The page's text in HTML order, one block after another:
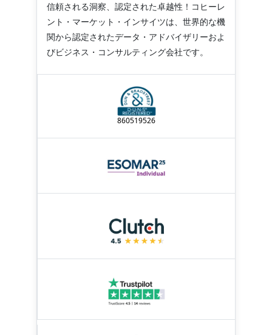
信頼される洞察、認定された卓越性！コヒーレ
ント・マーケット・インサイツは、世界的な機
関から認定されたデータ・アドバイザリーおよ
びビジネス・コンサルティング会社です。
860519526